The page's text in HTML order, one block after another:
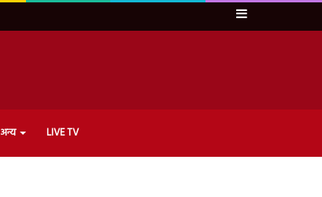
Sidebar
अन्य LIVE TV